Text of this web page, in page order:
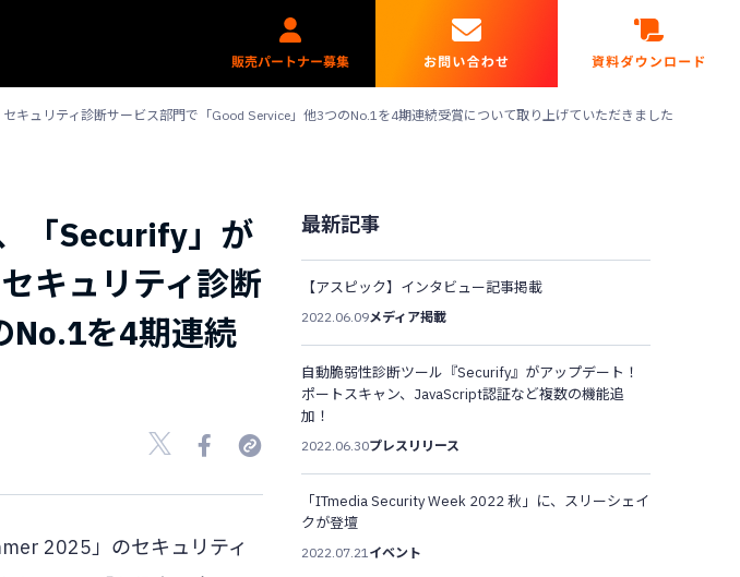
ュリティ診断サービス部門で「Good Service」他3つのNo.1を4期連続受賞について取り上げていただきました
「Securify」が
キュリティ診断
No.1を4期連続
2025」のセキュリティ
最新記事
【アスピック】インタビュー記事掲載
2022.06.09メディア掲載
自動脆弱性診断ツール『Securify』がアップデート！
ポートスキャン、JavaScript認証など複数の機能追
加！
2022.06.30プレスリリース
「ITmedia Security Week 2022 秋」に、スリーシェイ
クが登壇
2022.07.21イベント